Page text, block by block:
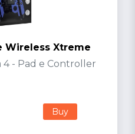
Wireless Xtreme
4 - Pad e Controller
Buy